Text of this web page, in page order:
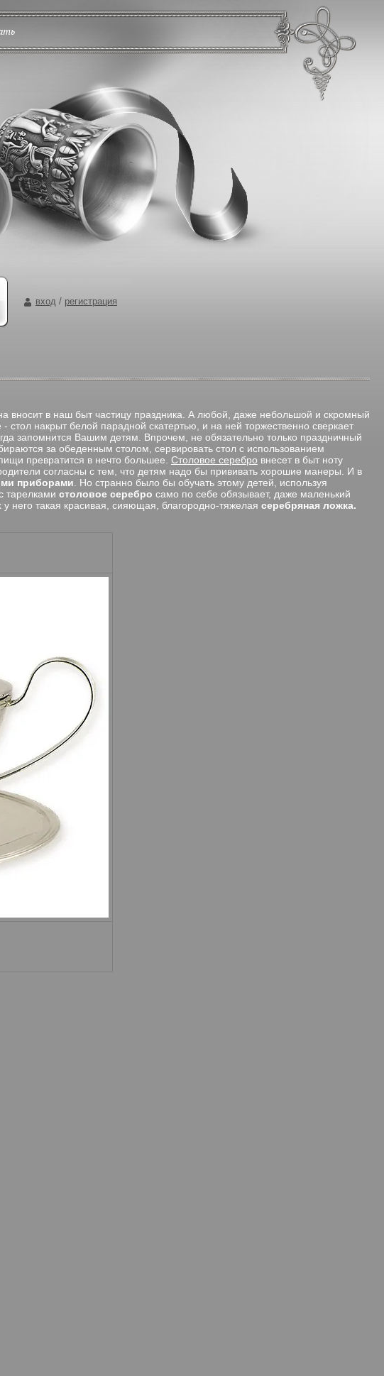
вход / регистрация
вносит в наш быт частицу праздника. А любой, даже небольшой и скромный
накрыт белой парадной скатертью, и на ней торжественно сверкает
запомнится Вашим детям. Впрочем, не обязательно только праздничный
за обеденным столом, сервировать стол с использованием
превратится в нечто большее. Столовое серебро внесет в быт ноту
согласны с тем, что детям надо бы прививать хорошие манеры. И в
приборами . Но странно было бы обучать этому детей, используя
тарелками столовое серебро само по себе обязывает, даже маленький
у него такая красивая, сияющая, благородно-тяжелая серебряная ложка.